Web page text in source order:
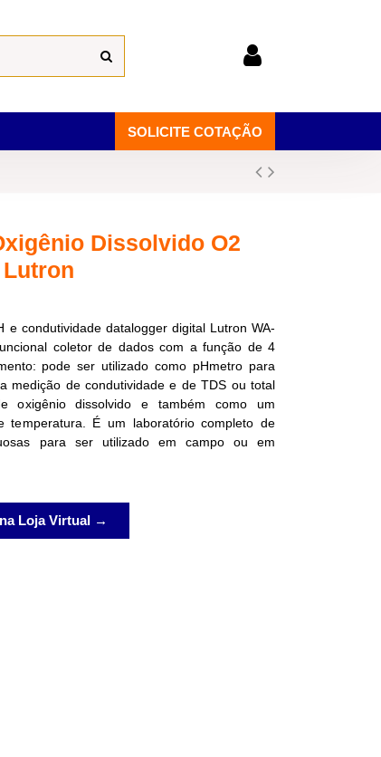
SOLICITE COTAÇÃO
Dissolvido O2
e condutividade datalogger digital Lutron WA-
coletor de dados com a função de 4
pode ser utilizado como pHmetro para
medição de condutividade e de TDS ou total
oxigênio dissolvido e também como um
temperatura. É um laboratório completo de
para ser utilizado em campo ou em
Loja Virtual →